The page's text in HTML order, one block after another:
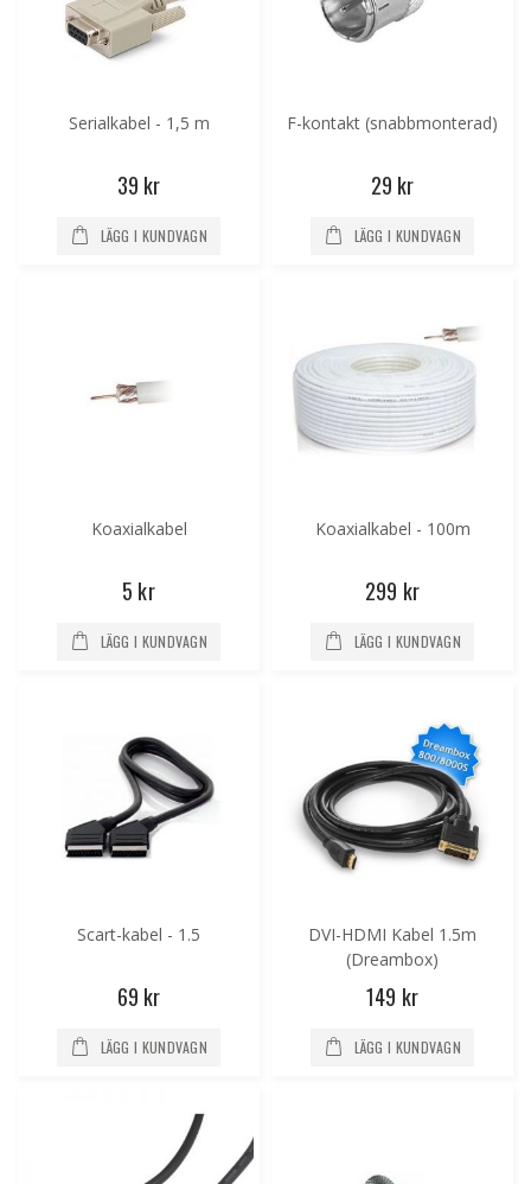
Serialkabel - 1,5 m
39 kr
LÄGG I KUNDVAGN
F-kontakt (snabbmonterad)
29 kr
LÄGG I KUNDVAGN
Koaxialkabel
5 kr
LÄGG I KUNDVAGN
Koaxialkabel - 100m
299 kr
LÄGG I KUNDVAGN
Scart-kabel - 1.5
69 kr
LÄGG I KUNDVAGN
DVI-HDMI Kabel 1.5m
(Dreambox)
149 kr
LÄGG I KUNDVAGN